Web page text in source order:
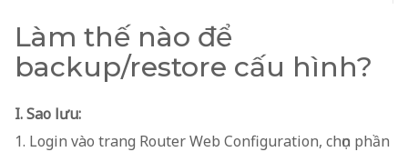
Làm thế nào để
backup/restore cấu hình?
I. Sao lưu:
1. Login vào trang Router Web Configuration, chọn phần